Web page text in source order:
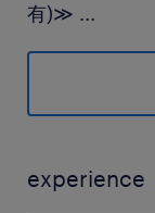
有)≫ ...
20代、30代
最寄駅
experience